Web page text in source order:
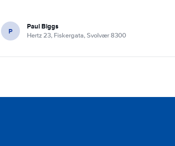
P Paul Biggs
Hertz 23, Fiskergata, Svolvær 8300